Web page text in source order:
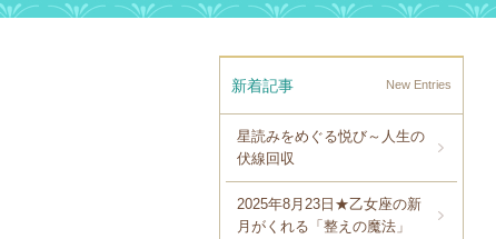
新着記事 New Entries
星読みをめぐる悦び～人生の
伏線回収
2025年8月23日★乙女座の新
月がくれる「整えの魔法」